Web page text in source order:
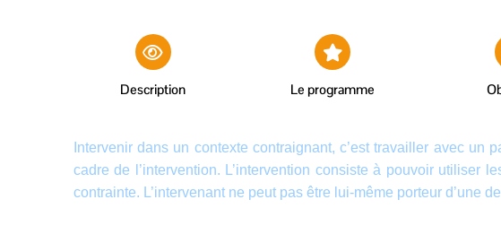
Description Le programme
Intervenir dans un contexte contraignant, c’est travailler avec
cadre de l’intervention. L’intervention consiste à pouvoir utiliser
contrainte. L’intervenant ne peut pas être lui-même porteur d’une